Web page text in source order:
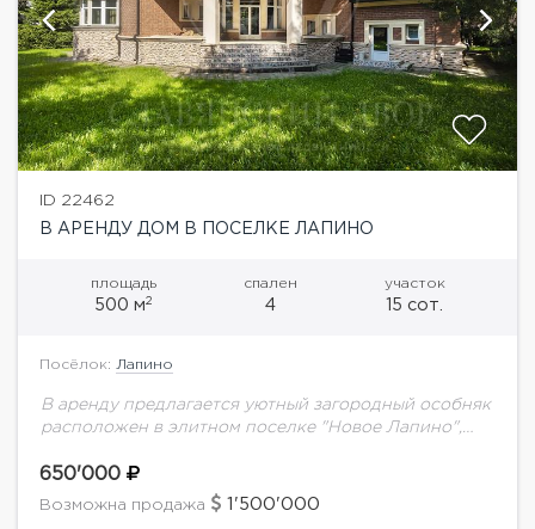
ID 22462
В АРЕНДУ ДОМ В ПОСЕЛКЕ ЛАПИНО
площадь
500 м2
спален
4
участок
15 сот.
Посёлок: Лапино
В аренду предлагается уютный загородный особняк
расположен в элитном поселке "Новое Лапино",
направлении по Можайскому шоссе. Площадь
650'000
Возможна продажа 1'500'000